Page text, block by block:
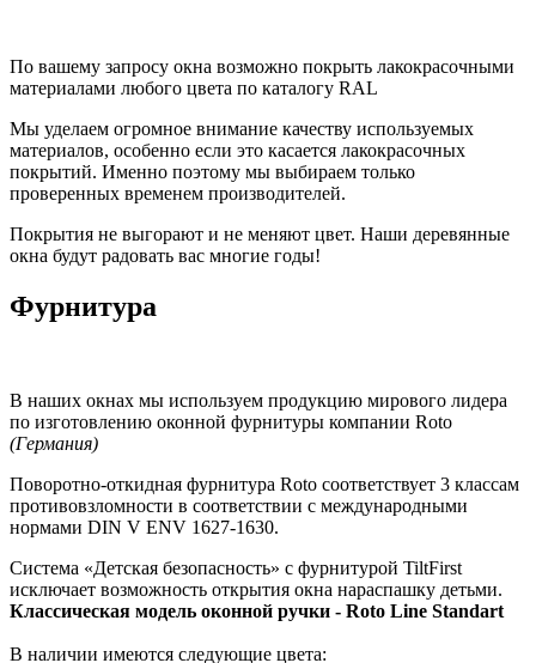
По вашему запросу окна возможно покрыть лакокрасочными
материалами любого цвета по каталогу RAL
Мы уделаем огромное внимание качеству используемых
материалов, особенно если это касается лакокрасочных
покрытий. Именно поэтому мы выбираем только
проверенных временем производителей.
Покрытия не выгорают и не меняют цвет. Наши деревянные
окна будут радовать вас многие годы!
Фурнитура
В наших окнах мы используем продукцию мирового лидера
по изготовлению оконной фурнитуры компании Roto
(Германия)
Поворотно-откидная фурнитура Roto соответствует 3 классам
противовзломности в соответствии с международными
нормами DIN V ENV 1627-1630.
Система «Детская безопасность» с фурнитурой TiltFirst
исключает возможность открытия окна нараспашку детьми.
Классическая модель оконной ручки - Roto Line Standart
В наличии имеются следующие цвета: